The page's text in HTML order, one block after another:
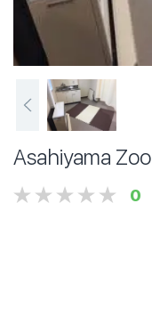
Asahiyama Zoo
0